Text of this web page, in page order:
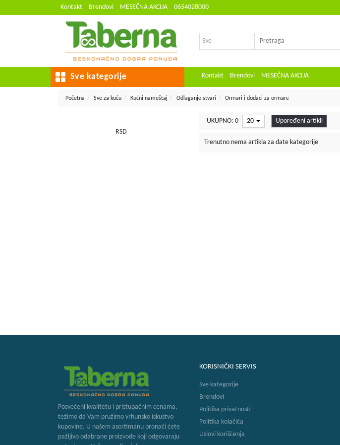
Kontakt Brendovi MESEČNA AKCIJA 0654028000
Sve kategorije Kontakt Brendovi MESEČNA AKCIJA
Početna Sve za kuću Kućni nameštaj Odlaganje stvari Ormari i dodaci za ormare
RSD
UKUPNO: 0 20 Upoređeni artikli
Trenutno nema artikla za date kategorije
Posvećeni kvalitetu i pristupačnim cenama,
težimo da Vam pružimo vrhunsko iskustvo
kupovine. U našem asortimanu pronaći ćete
pažljivo odabrane proizvode koji odgovaraju
KORISNIČKI SERVIS
Sve kategorije
Brendovi
Politika privatnosti
Politika kolačića
Uslovi korišćenja